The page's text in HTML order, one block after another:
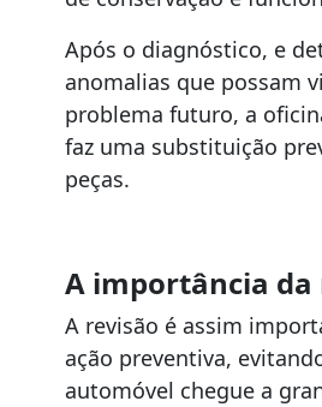
Após o diagnóstico, e
anomalias que possam
problema futuro, a
faz uma substituição
peças.
A importância da
A revisão é assim
ação preventiva,
automóvel chegue a